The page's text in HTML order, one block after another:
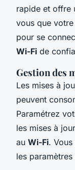
rapide et offre
vous que votre
pour se
Wi-Fi de
Gestion des
Les mises à
peuvent
Paramétrez
les mises à
au Wi-Fi.
les